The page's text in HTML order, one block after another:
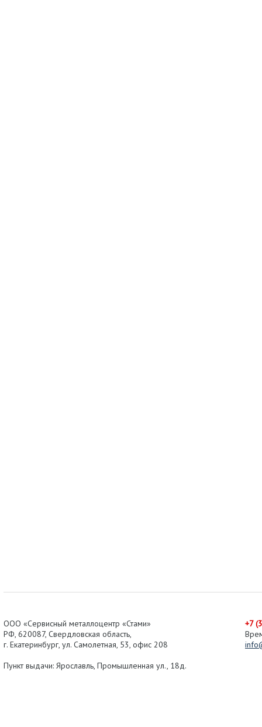
ООО «Сервисный металлоцентр «Стами»
РФ, 620087, Свердловская область,
г. Екатеринбург, ул. Самолетная, 53, офис 208
Пункт выдачи: Ярославль, Промышленная ул., 18д.
+7